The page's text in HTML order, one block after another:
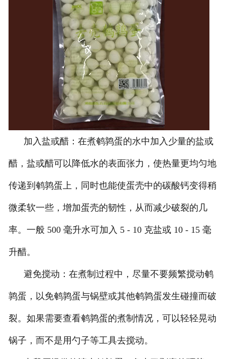
加入盐或醋：在煮鹌鹑蛋的水中加入少量的盐或
醋，盐或醋可以降低水的表面张力，使热量更均匀地
传递到鹌鹑蛋上，同时也能使蛋壳中的碳酸钙变得稍
微柔软一些，增加蛋壳的韧性，从而减少破裂的几
率。一般 500 毫升水可加入 5 - 10 克盐或 10 - 15 毫
升醋。
避免搅动：在煮制过程中，尽量不要频繁搅动鹌
鹑蛋，以免鹌鹑蛋与锅壁或其他鹌鹑蛋发生碰撞而破
裂。如果需要查看鹌鹑蛋的煮制情况，可以轻轻晃动
锅子，而不是用勺子等工具去搅动。